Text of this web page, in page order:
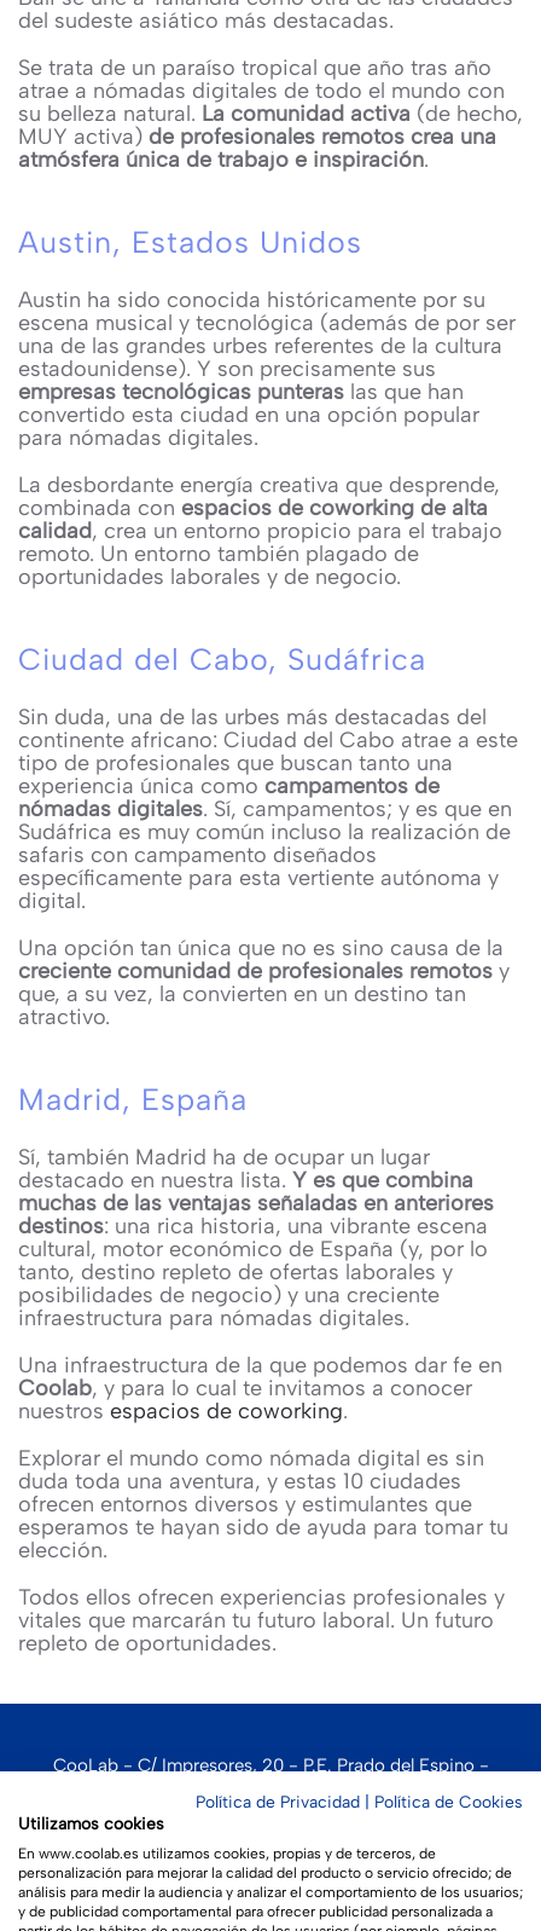
del sudeste asiático más destacadas.
Se trata de un paraíso tropical que año tras año
atrae a nómadas digitales de todo el mundo con
su belleza natural. La comunidad activa (de hecho,
MUY activa) de profesionales remotos crea una
atmósfera única de trabajo e inspiración.
Austin, Estados Unidos
Austin ha sido conocida históricamente por su
escena musical y tecnológica (además de por ser
una de las grandes urbes referentes de la cultura
estadounidense). Y son precisamente sus
empresas tecnológicas punteras las que han
convertido esta ciudad en una opción popular
para nómadas digitales.
La desbordante energía creativa que desprende,
combinada con espacios de coworking de alta
calidad, crea un entorno propicio para el trabajo
remoto. Un entorno también plagado de
oportunidades laborales y de negocio.
Ciudad del Cabo, Sudáfrica
Sin duda, una de las urbes más destacadas del
continente africano: Ciudad del Cabo atrae a este
tipo de profesionales que buscan tanto una
experiencia única como campamentos de
nómadas digitales. Sí, campamentos; y es que en
Sudáfrica es muy común incluso la realización de
safaris con campamento diseñados
específicamente para esta vertiente autónoma y
digital.
Una opción tan única que no es sino causa de la
creciente comunidad de profesionales remotos y
que, a su vez, la convierten en un destino tan
atractivo.
Madrid, España
Sí, también Madrid ha de ocupar un lugar
destacado en nuestra lista. Y es que combina
muchas de las ventajas señaladas en anteriores
destinos: una rica historia, una vibrante escena
cultural, motor económico de España (y, por lo
tanto, destino repleto de ofertas laborales y
posibilidades de negocio) y una creciente
infraestructura para nómadas digitales.
Una infraestructura de la que podemos dar fe en
Coolab, y para lo cual te invitamos a conocer
nuestros espacios de coworking.
Explorar el mundo como nómada digital es sin
duda toda una aventura, y estas 10 ciudades
ofrecen entornos diversos y estimulantes que
esperamos te hayan sido de ayuda para tomar tu
elección.
Todos ellos ofrecen experiencias profesionales y
vitales que marcarán tu futuro laboral. Un futuro
repleto de oportunidades.
CooLab - C/ Impresores, 20 - P.E. Prado del Espino -
Boadilla del Monte - 28660 - Madrid
Aviso legal|Política de privacidad|Política de cookies
Política de Privacidad
Política de Cookies
Utilizamos cookies
En www.coolab.es utilizamos cookies, propias y de terceros, de
personalización para mejorar la calidad del producto o servicio ofrecido; de
análisis para medir la audiencia y analizar el comportamiento de los usuarios;
y de publicidad comportamental para ofrecer publicidad personalizada a